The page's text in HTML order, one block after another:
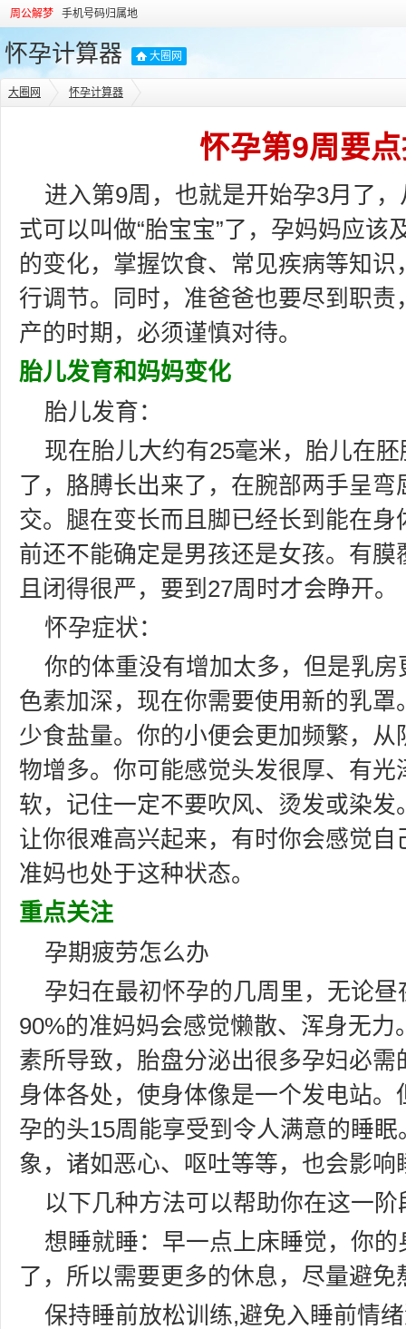
周公解梦 手机号码归属地
怀孕计算器 大圈网
大圈网 怀孕计算器
怀孕第9周要
进入第9周，也就是开始孕3月了
式可以叫做“胎宝宝”了，孕妈妈应该
的变化，掌握饮食、常见疾病等知
行调节。同时，准爸爸也要尽到职
产的时期，必须谨慎对待。
胎儿发育和妈妈变化
胎儿发育：
现在胎儿大约有25毫米，胎儿在
了，胳膊长出来了，在腕部两手呈
交。腿在变长而且脚已经长到能在
前还不能确定是男孩还是女孩。有
且闭得很严，要到27周时才会睁开。
怀孕症状：
你的体重没有增加太多，但是乳
色素加深，现在你需要使用新的乳
少食盐量。你的小便会更加频繁，
物增多。你可能感觉头发很厚、有
软，记住一定不要吹风、烫发或染
让你很难高兴起来，有时你会感觉
准妈也处于这种状态。
重点关注
孕期疲劳怎么办
孕妇在最初怀孕的几周里，无论
90%的准妈妈会感觉懒散、浑身无力
素所导致，胎盘分泌出很多孕妇必
身体各处，使身体像是一个发电站
孕的头15周能享受到令人满意的睡
象，诸如恶心、呕吐等等，也会影响
以下几种方法可以帮助你在这一
想睡就睡：早一点上床睡觉，你
了，所以需要更多的休息，尽量避免
保持睡前放松训练,避免入睡前情